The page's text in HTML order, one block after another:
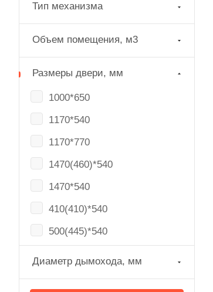
Тип механизма
Объем помещения, м3
Размеры двери, мм
1000*650
1170*540
1170*770
1470(460)*540
1470*540
410(410)*540
500(445)*540
520*710
Диаметр дымохода, мм